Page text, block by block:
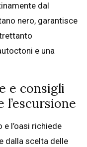
dal
nero, garantisce
e una
e consigli
l’oasi richiede
dalla scelta delle